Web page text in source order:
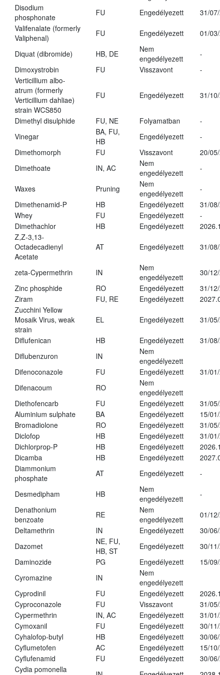
Disodium
phosphonate
FU Engedélyezett
31/
Valifenalate (formerly
Valiphenal)
FU Engedélyezett 01/
Diquat (dibromide) HB, DE
Nem
engedélyezett
-
Dimoxystrobin
FU Visszavont
-
Verticillium albo-
atrum (formerly
Verticillium dahliae)
strain WCS850
FU Engedélyezett 31/
Dimethyl disulphide FU, NE Folyamatban
-
Vinegar
BA, FU,
HB
Engedélyezett
-
Dimethomorph
FU Visszavont
20/
Dimethoate
IN, AC
Nem
engedélyezett
-
Waxes Pruning
Nem
engedélyezett
-
Dimethenamid-P
HB Engedélyezett
31/
Whey
FU Engedélyezett
-
Dimethachlor
HB Engedélyezett
Z,Z-3,13-
Octadecadienyl
Acetate
AT Engedélyezett 31/
zeta-Cypermethrin IN
Nem
engedélyezett
30/
Zinc phosphide
RO Engedélyezett
31/
Ziram
FU, RE Engedélyezett
Zucchini Yellow
Mosaik Virus, weak
strain
EL Engedélyezett 31/
Diflufenican HB Engedélyezett
31/
Diflubenzuron
IN
Nem
engedélyezett
Difenoconazole
FU Engedélyezett
31/
Difenacoum
RO
Nem
engedélyezett
Diethofencarb
FU Engedélyezett
31/
Aluminium sulphate
BA Engedélyezett
15/
Bromadiolone
RO Engedélyezett
31/
Diclofop
HB Engedélyezett
31/
Dichlorprop-P
HB Engedélyezett
Dicamba
HB Engedélyezett
Diammonium
phosphate
AT Engedélyezett -
Desmedipham HB
Nem
engedélyezett
-
Denathonium
benzoate
RE
Nem
engedélyezett
01/
Deltamethrin
IN Engedélyezett
30/
Dazomet
NE, FU,
HB, ST
Engedélyezett
30/
Daminozide
PG Engedélyezett
15/
Cyromazine
IN
Nem
engedélyezett
Cyprodinil
FU Engedélyezett
Cyproconazole
FU Visszavont
31/
Cypermethrin
IN, AC Engedélyezett
31/
Cymoxanil
FU Engedélyezett
30/
Cyhalofop-butyl
HB Engedélyezett
30/
Cyflumetofen
AC Engedélyezett
15/
Cyflufenamid
FU Engedélyezett
30/
Cydia pomonella